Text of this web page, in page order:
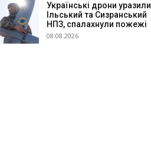
Українські дрони уразили
Ільський та Сизранський
НПЗ, спалахнули пожежі
08.08.2026